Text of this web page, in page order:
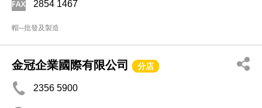
2854 1467
帽─批發及製造
金冠企業國際有限公司 分店
2356 5900